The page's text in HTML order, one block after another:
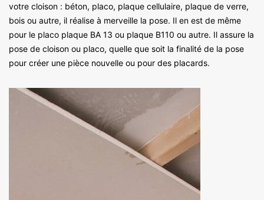
votre cloison : béton, placo, plaque cellulaire, plaque de verre,
bois ou autre, il réalise à merveille la pose. Il en est de même
pour le placo plaque BA 13 ou plaque B110 ou autre. Il assure la
pose de cloison ou placo, quelle que soit la finalité de la pose
pour créer une pièce nouvelle ou pour des placards.